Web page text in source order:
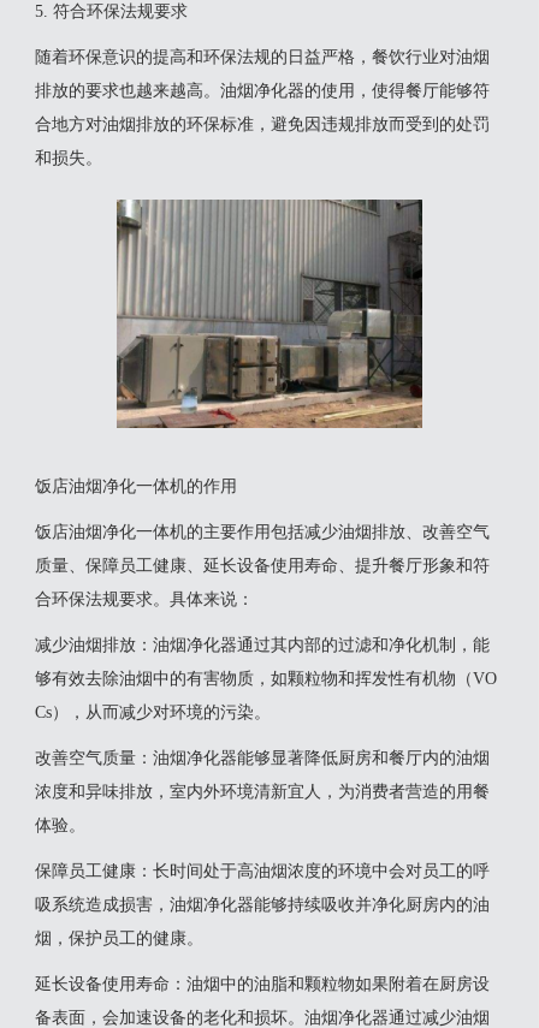
5. 符合环保法规要求
随着环保意识的提高和环保法规的日益严格，餐饮行业对油烟
排放的要求也越来越高。油烟净化器的使用，使得餐厅能够符
合地方对油烟排放的环保标准，避免因违规排放而受到的处罚
和损失。
饭店油烟净化一体机的作用
‌饭店油烟净化一体机的主要作用包括减少油烟排放、改善空气
质量、保障员工健康、延长设备使用寿命、提升餐厅形象和符
合环保法规要求‌。具体来说：
‌减少油烟排放‌：油烟净化器通过其内部的过滤和净化机制，能
够有效去除油烟中的有害物质，如颗粒物和挥发性有机物（VO
Cs），从而减少对环境的污染‌。
‌改善空气质量‌：油烟净化器能够显著降低厨房和餐厅内的油烟
浓度和异味排放，室内外环境清新宜人，为消费者营造的用餐
体验‌。
‌保障员工健康‌：长时间处于高油烟浓度的环境中会对员工的呼
吸系统造成损害，油烟净化器能够持续吸收并净化厨房内的油
烟，保护员工的健康‌。
‌延长设备使用寿命‌：油烟中的油脂和颗粒物如果附着在厨房设
备表面，会加速设备的老化和损坏。油烟净化器通过减少油烟